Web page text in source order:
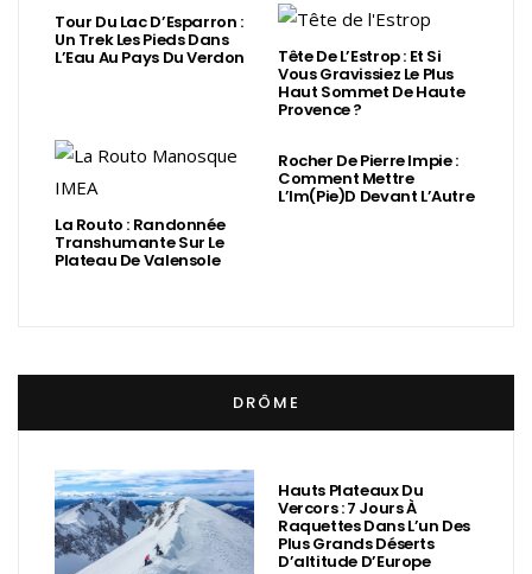
Tour Du Lac D’Esparron :
Un Trek Les Pieds Dans
L’Eau Au Pays Du Verdon Tête De L’Estrop : Et Si
Vous Gravissiez Le Plus
Haut Sommet De Haute
Provence ?
La Routo : Randonnée
Transhumante Sur Le
Plateau De Valensole
Rocher De Pierre Impie :
Comment Mettre
L’Im(Pie)d Devant L’Autre
DRÔME
Hauts Plateaux Du
Vercors : 7 Jours À
Raquettes Dans L’un Des
Plus Grands Déserts
D’altitude D’Europe